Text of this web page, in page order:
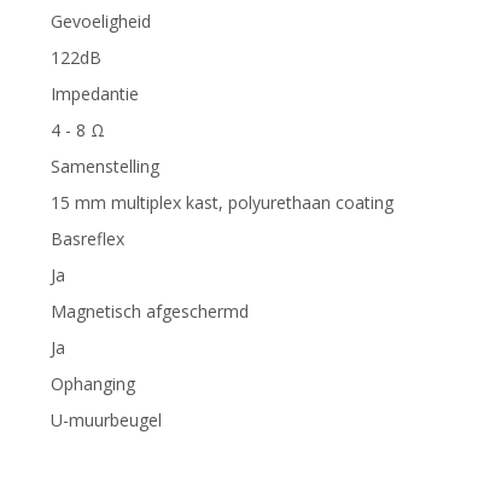
Gevoeligheid
122dB
Impedantie
4 - 8 Ω
Samenstelling
15 mm multiplex kast, polyurethaan coating
Basreflex
Ja
Magnetisch afgeschermd
Ja
Ophanging
U-muurbeugel